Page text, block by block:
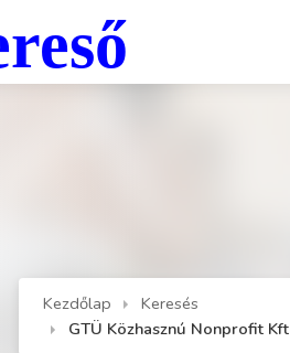
Kezdőlap
Keresés
GTÜ Közhasznú Nonprofit Kft